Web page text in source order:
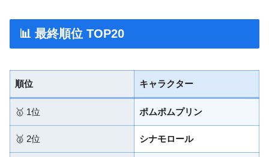
📊 最終順位 TOP20
順位 キャラクター
🥇 1位 ポムポムプリン
🥈 2位 シナモロール